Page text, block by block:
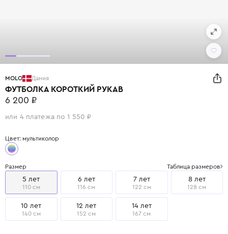
MOLO Дания
ФУТБОЛКА КОРОТКИЙ РУКАВ
6 200 ₽
или 4 платежа по 1 550 ₽
Цвет: мультиколор
Размер Таблица размеров
5 лет
110 см
6 лет
116 см
7 лет
122 см
8 лет
128 см
10 лет
140 см
12 лет
152 см
14 лет
167 см